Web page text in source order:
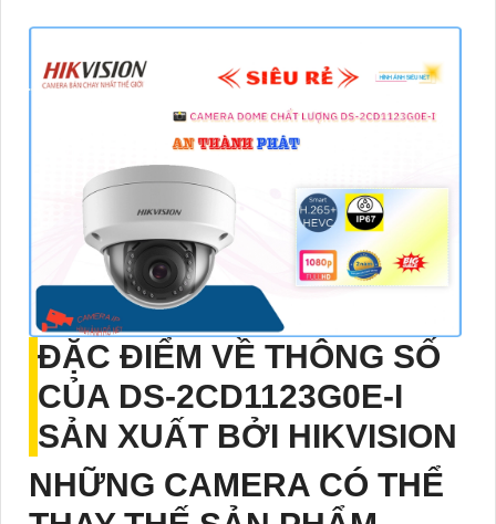
ĐẶC ĐIỂM VỀ THÔNG SỐ
CỦA DS-2CD1123G0E-I
SẢN XUẤT BỞI HIKVISION
NHỮNG CAMERA CÓ THỂ